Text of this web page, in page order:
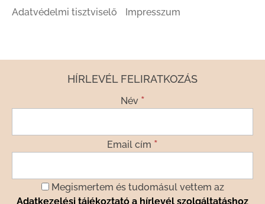
Adatvédelmi tisztviselő
Impresszum
HÍRLEVÉL FELIRATKOZÁS
Név *
Email cím *
Megismertem és tudomásul vettem az
Adatkezelési tájékoztató a hírlevél szolgáltatáshoz